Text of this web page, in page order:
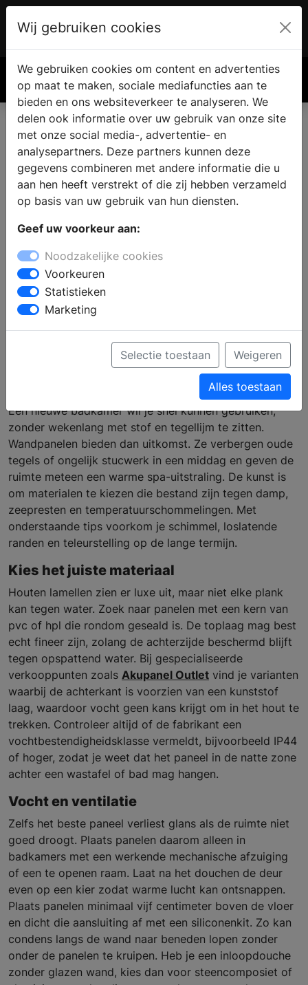
€ 0.00
Spatwaterproof stijl: zo
kies je wandpanelen voor
de badkamer
Een nieuwe badkamer wil je snel kunnen gebruiken,
zonder wekenlang met stof en tegellijm te zitten.
Wandpanelen bieden dan uitkomst. Ze verbergen oude
tegels of ongelijk stucwerk in een middag en geven de
ruimte meteen een warme spa-uitstraling. De kunst is
om materialen te kiezen die bestand zijn tegen damp,
zeepresten en temperatuurschommelingen. Met
onderstaande tips voorkom je schimmel, loslatende
randen en teleurstelling op de lange termijn.
Kies het juiste materiaal
Houten lamellen zien er luxe uit, maar niet elke plank
kan tegen water. Zoek naar panelen met een kern van
pvc of hpl die rondom geseald is. De toplaag mag best
echt fineer zijn, zolang de achterzijde beschermd blijft
tegen opspattend water. Bij gespecialiseerde
verkooppunten zoals Akupanel Outlet vind je varianten
waarbij de achterkant is voorzien van een kunststof
laag, waardoor vocht geen kans krijgt om in het hout te
trekken. Controleer altijd of de fabrikant een
vochtbestendigheids­klasse vermeldt, bijvoorbeeld IP44
of hoger, zodat je weet dat het paneel in de natte zone
achter een wastafel of bad mag hangen.
Vocht en ventilatie
Zelfs het beste paneel verliest glans als de ruimte niet
goed droogt. Plaats panelen daarom alleen in
badkamers met een werkende mechanische afzuiging
of een te openen raam. Laat na het douchen de deur
even op een kier zodat warme lucht kan ontsnappen.
Plaats panelen minimaal vijf centimeter boven de vloer
en dicht die aansluiting af met een siliconenkit. Zo kan
condens langs de wand naar beneden lopen zonder
onder de panelen te kruipen. Heb je een inloopdouche
zonder glazen wand, kies dan voor steencomposiet of
Wij gebruiken cookies
We gebruiken cookies om content en advertenties
op maat te maken, sociale mediafuncties aan te
bieden en ons websiteverkeer te analyseren. We
delen ook informatie over uw gebruik van onze site
met onze social media-, advertentie- en
analysepartners. Deze partners kunnen deze
gegevens combineren met andere informatie die u
aan hen heeft verstrekt of die zij hebben verzameld
op basis van uw gebruik van hun diensten.
Geef uw voorkeur aan:
Noodzakelijke cookies
Voorkeuren
Statistieken
Marketing
Selectie toestaan Weigeren
Alles toestaan